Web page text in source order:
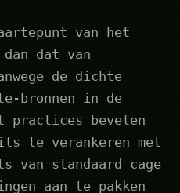
van het
dat van
de dichte
bronnen in de
practices bevelen
te verankeren met
van standaard cage
aan te pakken